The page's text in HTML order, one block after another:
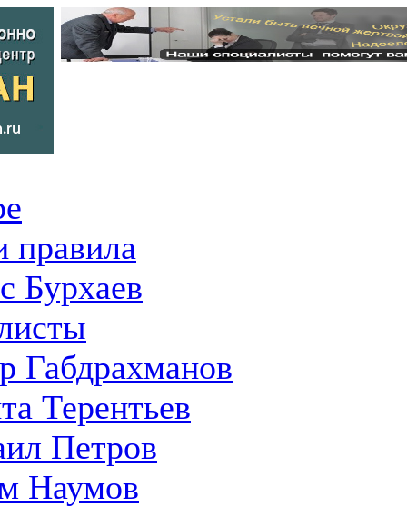
Бурхаев
Габдрахманов
Терентьев
Петров
Наумов